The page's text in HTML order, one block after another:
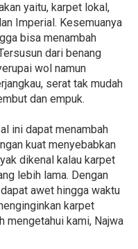
yaitu, karpet lokal,
Imperial. Kesemuanya
bisa menambah
dari benang
wol namun
serat tak mudah
dan empuk.
ini dapat menambah
kuat menyebabkan
dikenal kalau karpet
lebih lama. Dengan
awet hingga waktu
karpet
mengetahui kami, Najwa